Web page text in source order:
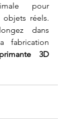
pour
réels.
dans
fabrication
3D